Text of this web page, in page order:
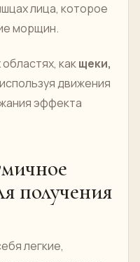
лица, которое
морщин.
какщеки,
движения
эффекта
получения
легкие,